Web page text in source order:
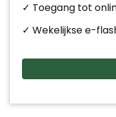
✓ Toegang tot
✓ Wekelijkse e-